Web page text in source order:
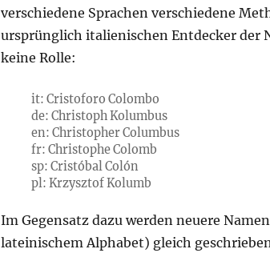
verschiedene Sprachen verschiedene
ursprünglich italienischen Entdecker der
keine Rolle:
it: Cristoforo Colombo
de: Christoph Kolumbus
en: Christopher Columbus
fr: Christophe Colomb
sp: Cristóbal Colón
pl: Krzysztof Kolumb
Im Gegensatz dazu werden neuere
lateinischem Alphabet) gleich